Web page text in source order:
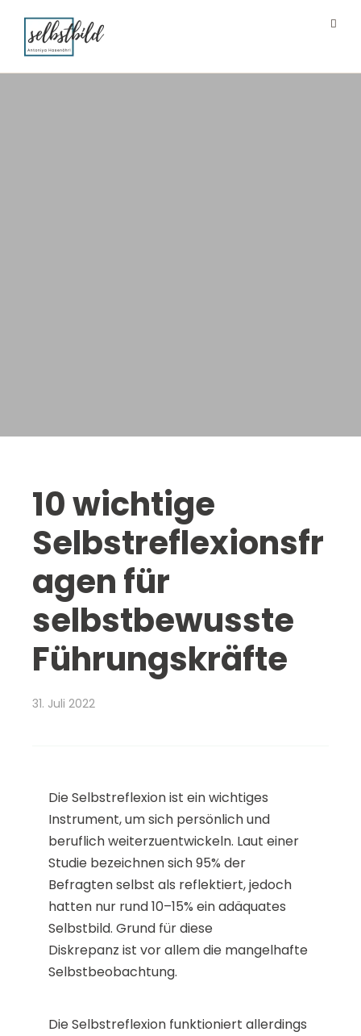
10 wichtige
Selbstreflexionsfr
agen für
selbstbewusste
Führungskräfte
31. Juli 2022
Die Selbstreflexion ist ein wichtiges
Instrument, um sich persönlich und
beruflich weiterzuentwickeln. Laut einer
Studie bezeichnen sich 95% der
Befragten selbst als reflektiert, jedoch
hatten nur rund 10–15% ein adäquates
Selbstbild. Grund für diese
Diskrepanz ist vor allem die mangelhafte
Selbstbeobachtung.
Die Selbstreflexion funktioniert allerdings